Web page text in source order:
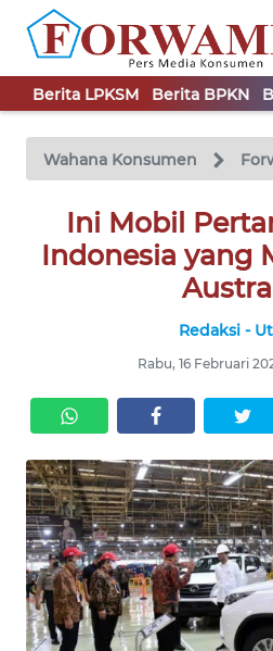
Berita LPKSM Berita BPKN
Wahana Konsumen
Ini Mobil
Indonesia yang
Redaksi -
Rabu, 16 Februari
TV
Tutup
BERITA
LPKSM
BPSK
HAK &
KEWAJIBAN
KONSUMEN
WAHANA
ADVOKAT